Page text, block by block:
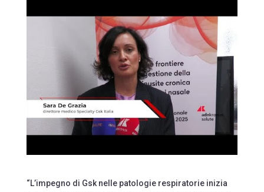
“L’impegno di Gsk nelle patologie respiratorie inizia